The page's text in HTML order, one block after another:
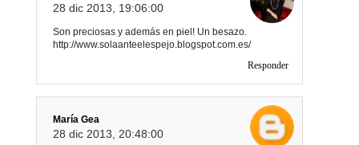
28 dic 2013, 19:06:00
Son preciosas y además en piel! Un besazo.
http://www.solaanteelespejo.blogspot.com.es/
Responder
María Gea
28 dic 2013, 20:48:00